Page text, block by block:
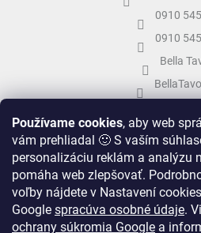
Používame cookies, aby web
vám prehliadal 🙂 S vaším
personalizáciu reklám a analýzu
pomáha web zlepšovať.
voľby nájdete v Nastavení
Google spracúva osobné údaje.
ochrany súkromia Google a
0910
0910
Bella